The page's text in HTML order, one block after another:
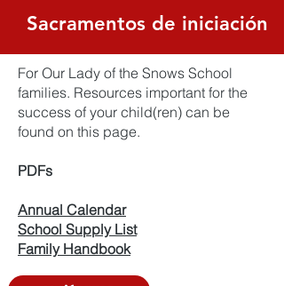
Sacramentos de iniciación
For Our Lady of the Snows School
families. Resources important for the
success of your child(ren) can be
found on this page.
PDFs
Annual Calendar
School Supply List
Family Handbook